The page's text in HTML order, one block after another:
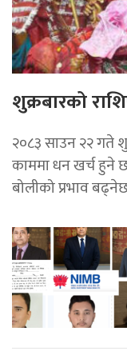
शुक्रबारको
२०८३ साउन २२ गते
काममा धन खर्च हुने
बोलीको प्रभाव